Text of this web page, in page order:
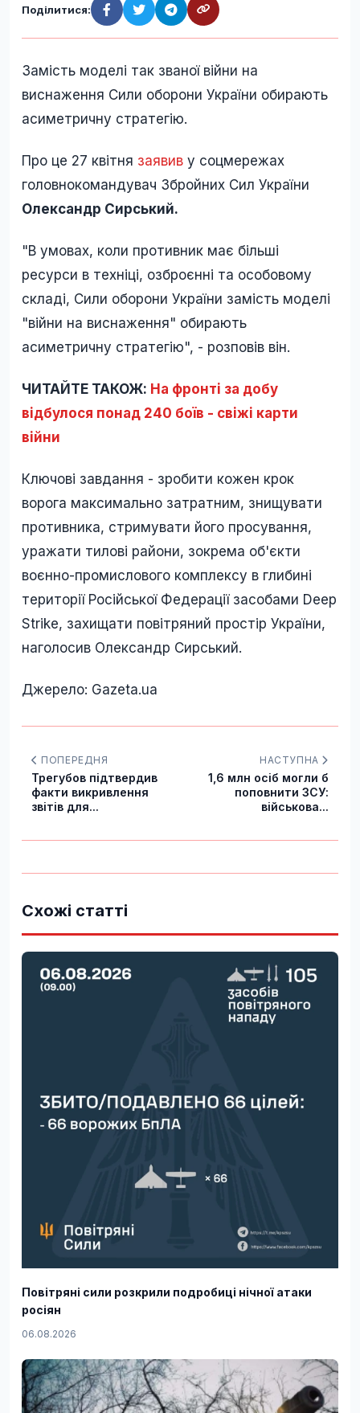
Поділитися:
Замість моделі так званої війни на
виснаження Сили оборони України обирають
асиметричну стратегію.
Про це 27 квітня заявив у соцмережах
головнокомандувач Збройних Сил України
Олександр Сирський.
"В умовах, коли противник має більші
ресурси в техніці, озброєнні та особовому
складі, Сили оборони України замість моделі
"війни на виснаження" обирають
асиметричну стратегію", - розповів він.
ЧИТАЙТЕ ТАКОЖ: На фронті за добу
відбулося понад 240 боїв - свіжі карти
війни
Ключові завдання - зробити кожен крок
ворога максимально затратним, знищувати
противника, стримувати його просування,
уражати тилові райони, зокрема об'єкти
воєнно-промислового комплексу в глибині
території Російської Федерації засобами Deep
Strike, захищати повітряний простір України,
наголосив Олександр Сирський.
Джерело: Gazeta.ua
ПОПЕРЕДНЯ
Трегубов підтвердив
факти викривлення
звітів для...
НАСТУПНА
1,6 млн осіб могли б
поповнити ЗСУ:
військова...
Схожі статті
Повітряні сили розкрили подробиці нічної атаки
росіян
06.08.2026